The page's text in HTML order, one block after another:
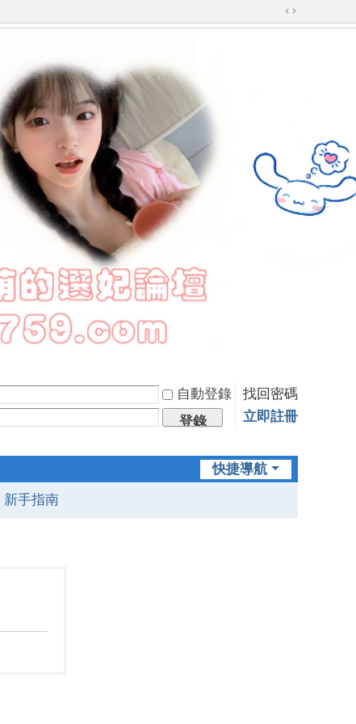
切
自動登錄
找回密碼
登錄 立即註冊
快捷導航
新手指南